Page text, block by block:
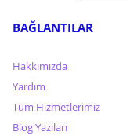
BAĞLANTILAR
Hakkımızda
Yardım
Tüm Hizmetlerimiz
Blog Yazıları